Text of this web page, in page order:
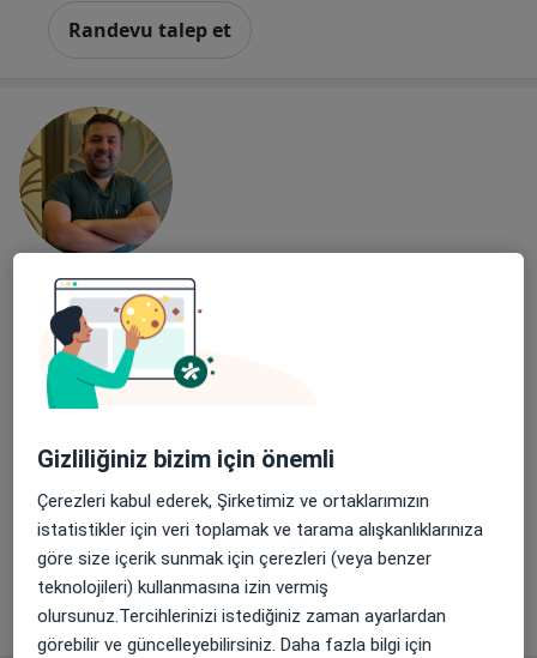
Randevu talep et
Op. Dr. Übeydullah Sevgili
Ortopedi ve travmatoloji
20 görüş
Dumlupınar Bulvarı, Kızılırmak mahallesi, Ankara
Randevu talep et
Gizliliğiniz bizim için önemli
Çerezleri kabul ederek, Şirketimiz ve ortaklarımızın
istatistikler için veri toplamak ve tarama alışkanlıklarınıza
göre size içerik sunmak için çerezleri (veya benzer
teknolojileri) kullanmasına izin vermiş
olursunuz.Tercihlerinizi istediğiniz zaman ayarlardan
görebilir ve güncelleyebilirsiniz. Daha fazla bilgi için